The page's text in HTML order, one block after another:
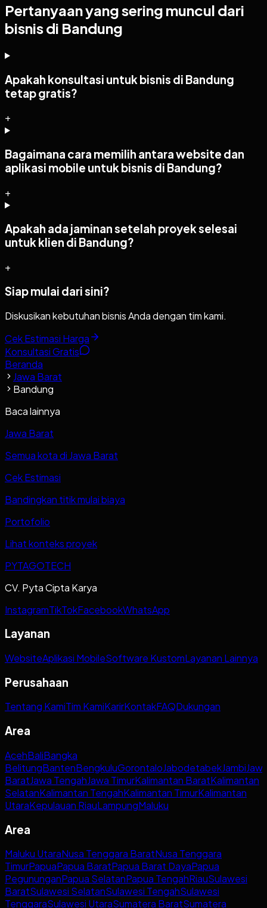
Pertanyaan yang sering muncul dari
bisnis di Bandung
Apakah konsultasi untuk bisnis di Bandung
tetap gratis?
+
Bagaimana cara memilih antara website dan
aplikasi mobile untuk bisnis di Bandung?
+
Apakah ada jaminan setelah proyek selesai
untuk klien di Bandung?
+
Siap mulai dari sini?
Diskusikan kebutuhan bisnis Anda dengan tim kami.
Cek Estimasi Harga
Konsultasi Gratis
Beranda
Jawa Barat
Bandung
Baca lainnya
Jawa Barat
Semua kota di Jawa Barat
Cek Estimasi
Bandingkan titik mulai biaya
Portofolio
Lihat konteks proyek
PYTAGOTECH
CV. Pyta Cipta Karya
InstagramTikTokFacebookWhatsApp
Layanan
WebsiteAplikasi MobileSoftware KustomLayanan Lainnya
Perusahaan
Tentang KamiTim KamiKarirKontakFAQDukungan
Area
AcehBaliBangka
BelitungBantenBengkuluGorontaloJabodetabekJambi
BaratJawa TengahJawa TimurKalimantan BaratKalimantan
SelatanKalimantan TengahKalimantan TimurKalimantan
UtaraKepulauan RiauLampungMaluku
Area
Maluku UtaraNusa Tenggara BaratNusa Tenggara
TimurPapuaPapua BaratPapua Barat DayaPapua
PegununganPapua SelatanPapua TengahRiauSulawesi
BaratSulawesi SelatanSulawesi TengahSulawesi
TenggaraSulawesi UtaraSumatera BaratSumatera